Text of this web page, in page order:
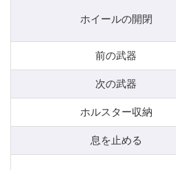
ホイールの開閉
前の武器
次の武器
ホルスター収納
息を止める